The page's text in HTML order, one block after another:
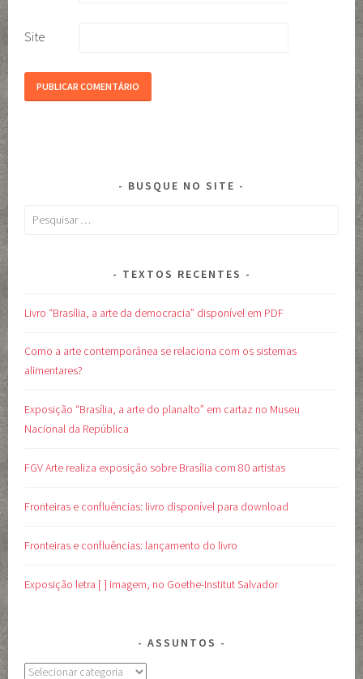
Site
BUSQUE NO SITE
Pesquisar
TEXTOS RECENTES
Livro “Brasília, a arte da democracia” disponível em PDF
Como a arte contemporânea se relaciona com os sistemas
alimentares?
Exposição “Brasília, a arte do planalto” em cartaz no Museu
Nacional da República
FGV Arte realiza exposição sobre Brasília com 80 artistas
Fronteiras e confluências: livro disponível para download
Fronteiras e confluências: lançamento do livro
Exposição letra [ ] imagem, no Goethe-Institut Salvador
ASSUNTOS
Assuntos